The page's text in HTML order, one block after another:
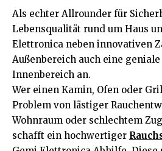
Als echter Allrounder für
Lebensqualität rund um Haus
Elettronica neben innovativen
Außenbereich auch eine
Innenbereich an.
Wer einen Kamin, Ofen oder
Problem von lästiger
Wohnraum oder schlechtem
schafft ein hochwertiger